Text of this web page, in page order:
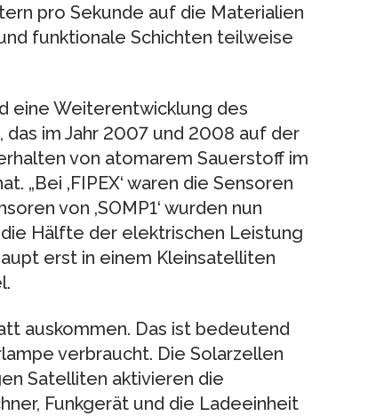
pro Sekunde auf die Materialien
funktionale Schichten teilweise
eine Weiterentwicklung des
das im Jahr 2007 und 2008 auf der
von atomarem Sauerstoff im
„Bei ‚FIPEX‘ waren die Sensoren
von ‚SOMP1‘ wurden nun
Hälfte der elektrischen Leistung
erst in einem Kleinsatelliten
auskommen. Das ist bedeutend
verbraucht. Die Solarzellen
Satelliten aktivieren die
Funkgerät und die Ladeeinheit